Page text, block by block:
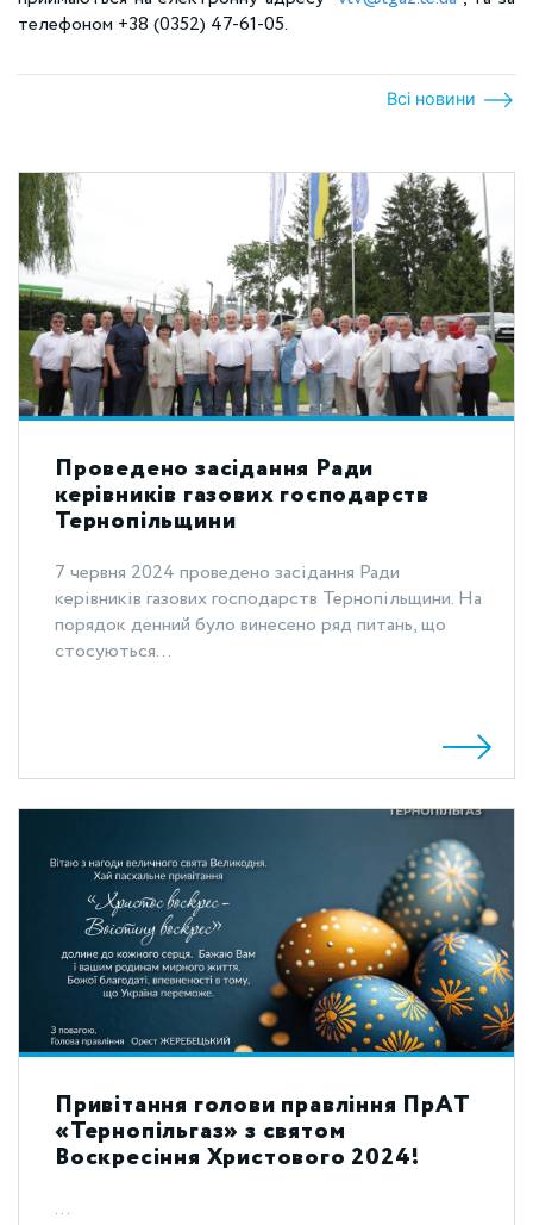
телефоном +38 (0352) 47-61-05.
Всі новини
Проведено засідання Ради
керівників газових господарств
Тернопільщини
7 червня 2024 проведено засідання Ради
керівників газових господарств Тернопільщини. На
порядок денний було винесено ряд питань, що
стосуються...
Привітання голови правління ПрАТ
«Тернопільгаз» з святом
Воскресіння Христового 2024!
...